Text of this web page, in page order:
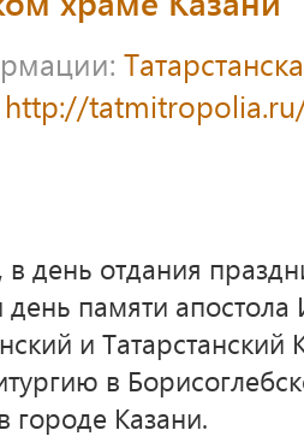
http://
в день отдания
памяти апостола
и
в
городе Казани.